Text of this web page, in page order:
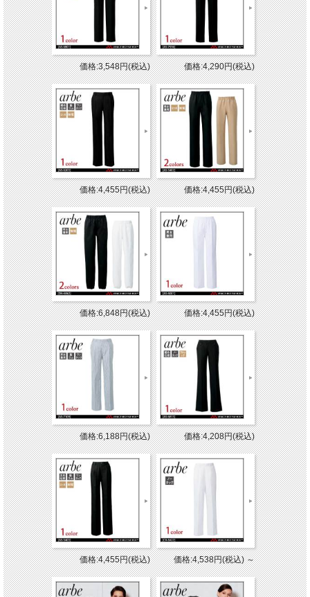
価格:3,548円(税込) 価格:4,290円(税込)
価格:4,455円(税込) 価格:4,455円(税込)
価格:6,848円(税込) 価格:4,455円(税込)
価格:6,188円(税込) 価格:4,208円(税込)
価格:4,455円(税込) 価格:4,538円(税込)～